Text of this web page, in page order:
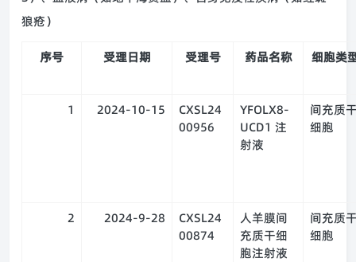
狼疮）
序号 受理日期 受理号 药品名称 细胞类
1 2024-10-15
CXSL24
00956
YFOLX8-
UCD1 注
射液
间充质
细胞
2 2024-9-28
CXSL24
00874
人羊膜间
充质干细
胞注射液
间充质
细胞